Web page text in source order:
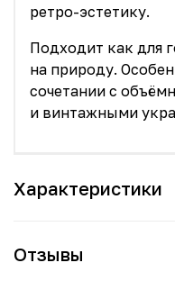
ретро-эстетику.
Подходит как для
на природу.
сочетании с
и винтажными
Характеристики
Отзывы